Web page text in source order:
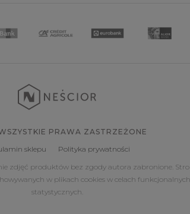
PRAWA ZASTRZEŻONE
sklepu
Polityka prywatności
zdjęć produktów bez zgody autora zabronione.
w plikach cookies w celach
statystycznych.